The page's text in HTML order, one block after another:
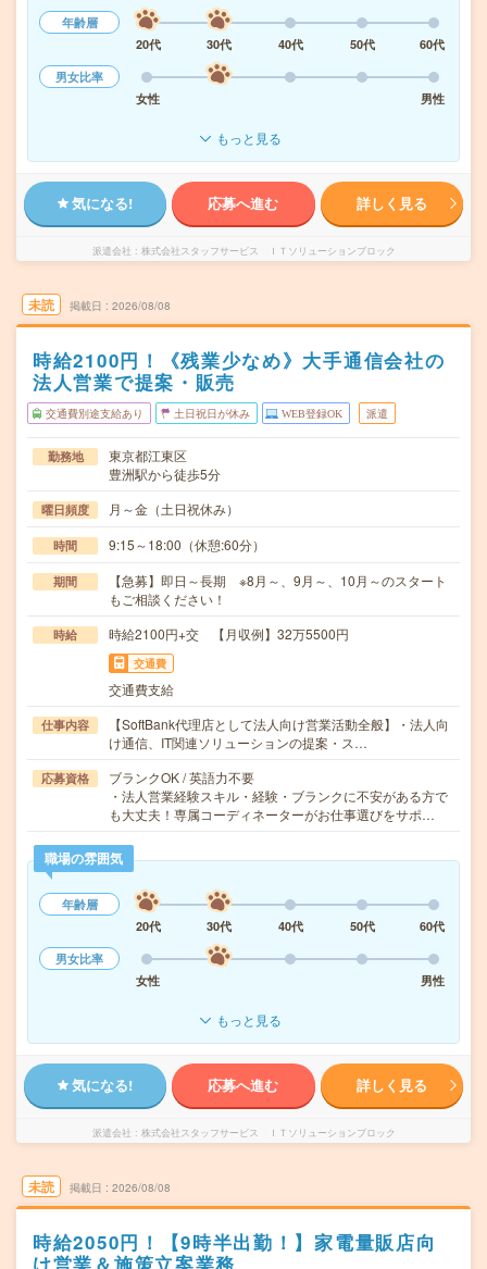
年齢層
20代
30代 40代 50代
60代
男女比率
女性
男性
もっと見る
気になる! 応募へ進む 詳しく見る
派遣会社 株式会社スタッフサービス ＩＴソリューションブロック
未読 掲載日 2026/08/08
時給2100円！《残業少なめ》大手通信会社の
法人営業で提案・販売
交通費別途支給あり 土日祝日が休み WEB登録OK 派遣
勤務地
東京都江東区
豊洲駅から徒歩5分
曜日頻度 月～金（土日祝休み）
時間 9:15～18:00（休憩:60分）
期間
【急募】即日～長期 ※8月～、9月～、10月～のスタート
もご相談ください！
時給 時給2100円+交 【月収例】32万5500円
交通費
交通費支給
仕事内容
【SoftBank代理店として法人向け営業活動全般】・法人向
け通信、IT関連ソリューションの提案・ス…
応募資格
ブランクOK / 英語力不要
・法人営業経験スキル・経験・ブランクに不安がある方で
も大丈夫！専属コーディネーターがお仕事選びをサポ…
職場の雰囲気
年齢層
20代
30代 40代 50代
60代
男女比率
女性
男性
もっと見る
気になる! 応募へ進む 詳しく見る
派遣会社 株式会社スタッフサービス ＩＴソリューションブロック
未読 掲載日 2026/08/08
時給2050円！【9時半出勤！】家電量販店向
け営業＆施策立案業務